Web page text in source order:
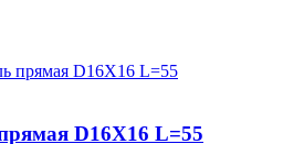
D16X16 L=55